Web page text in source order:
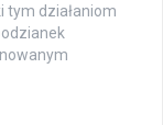
tym działaniom